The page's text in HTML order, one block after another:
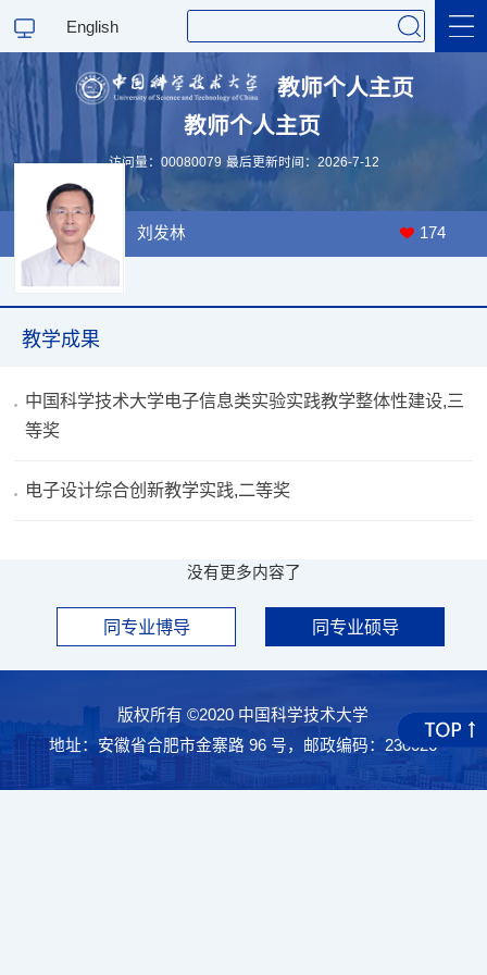
English
教师个人主页
教师个人主页
访问量： 00080079 最后更新时间： 2026-7-12
刘发林 174
教学成果
中国科学技术大学电子信息类实验实践教学整体性建设,三
等奖
电子设计综合创新教学实践,二等奖
没有更多内容了
同专业博导 同专业硕导
版权所有 ©2020 中国科学技术大学
地址：安徽省合肥市金寨路 96 号，邮政编码：230026